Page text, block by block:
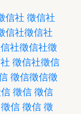
信社 徵信社
信社徵信社
社徵信社徵
徵信社徵信
徵信徵信徵
徵信 徵信
徵信 徵信 徵